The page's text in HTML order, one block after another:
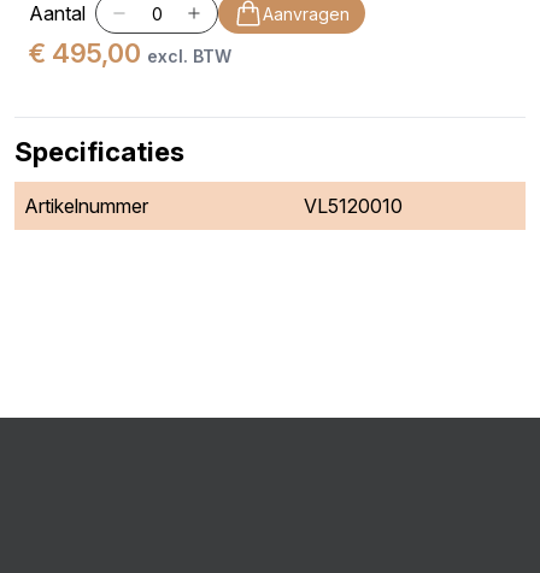
Aantal Aanvragen
€ 495,00 excl. BTW
Specificaties
Artikelnummer VL5120010